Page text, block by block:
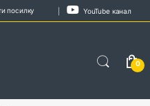
посилку YouTube канал
0